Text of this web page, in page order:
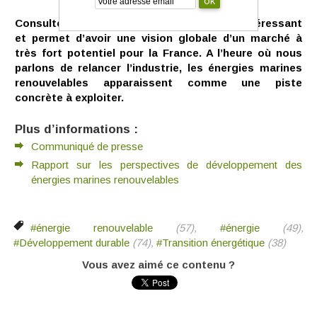
Consultez le rapport complet, il est très intéressant
et permet d’avoir une vision globale d’un marché à
très fort potentiel pour la France. A l’heure où nous
parlons de relancer l’industrie, les énergies marines
renouvelables apparaissent comme une piste
concrète à exploiter.
Plus d’informations :
Communiqué de presse
Rapport sur les perspectives de développement des
énergies marines renouvelables
#énergie renouvelable(57), #énergie(49),
#Développement durable (74), #Transition énergétique (38)
Vous avez aimé ce contenu ?